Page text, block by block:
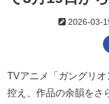
2026-03-
TVアニメ「ガングリ
控え、作品の余韻をさ